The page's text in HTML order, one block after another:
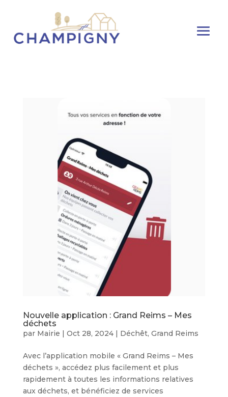
Nouvelle application : Grand Reims – Mes
déchets
par Mairie | Oct 28, 2024| Déchêt, Grand Reims
Avec l’application mobile « Grand Reims – Mes
déchets », accédez plus facilement et plus
rapidement à toutes les informations relatives
aux déchets, et bénéficiez de services